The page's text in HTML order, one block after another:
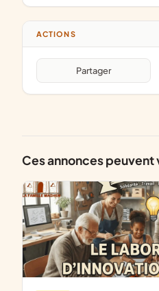
ACTIONS
Partager
Ces annonces